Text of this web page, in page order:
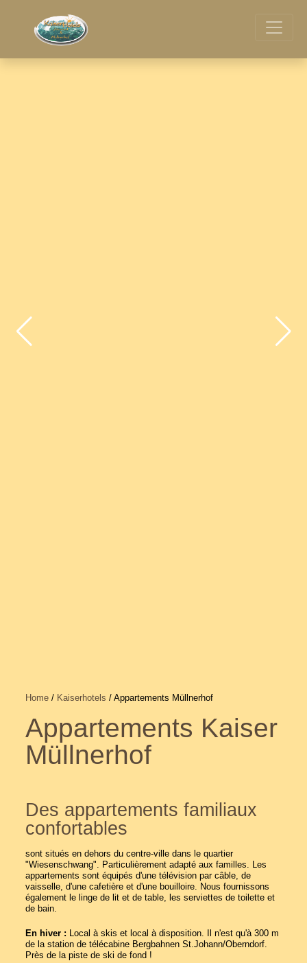
Home / Kaiserhotels / Appartements Müllnerhof
Appartements Kaiser
Müllnerhof
Des appartements familiaux
confortables
sont situés en dehors du centre-ville dans le quartier
"Wiesenschwang". Particulièrement adapté aux familles. Les
appartements sont équipés d'une télévision par câble, de
vaisselle, d'une cafetière et d'une bouilloire. Nous fournissons
également le linge de lit et de table, les serviettes de toilette et
de bain.
En hiver : Local à skis et local à disposition. Il n'est qu'à 300 m
de la station de télécabine Bergbahnen St.Johann/Oberndorf.
Près de la piste de ski de fond !